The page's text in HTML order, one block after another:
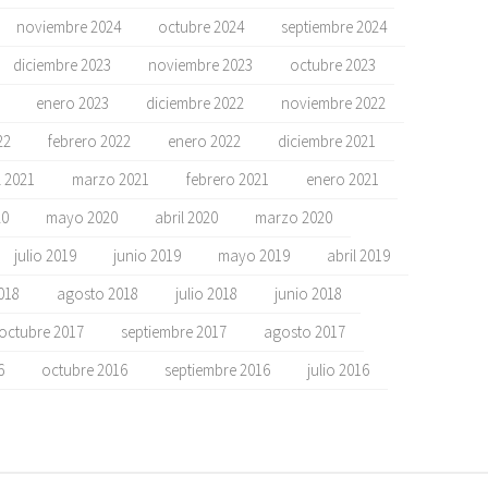
noviembre 2024
octubre 2024
septiembre 2024
diciembre 2023
noviembre 2023
octubre 2023
enero 2023
diciembre 2022
noviembre 2022
febrero 2022 enero 2022
diciembre 2021
marzo 2021 febrero 2021
enero 2021
mayo 2020 abril 2020
marzo 2020
julio 2019
junio 2019 mayo 2019
abril 2019
agosto 2018 julio 2018
junio 2018
2017
septiembre 2017
agosto 2017
octubre 2016 septiembre 2016 julio 2016